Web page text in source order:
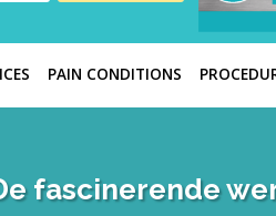
PAIN CONDITIONS
fascinerende